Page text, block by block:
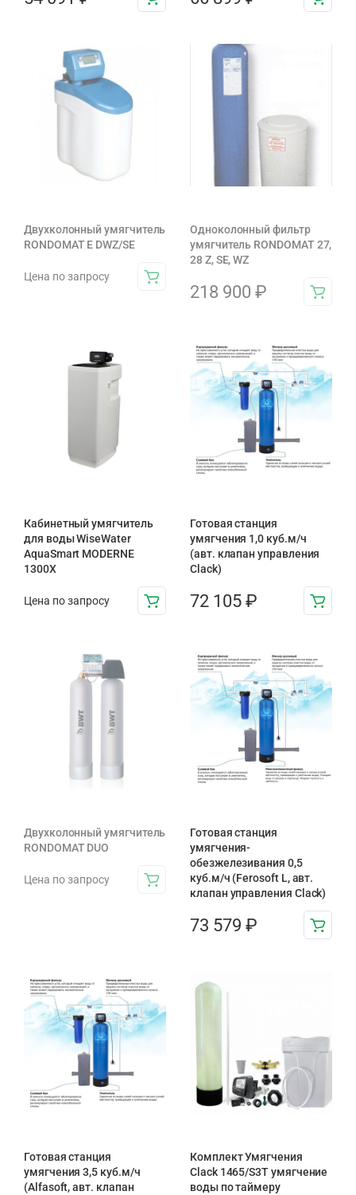
Двухколонный умягчитель
RONDOMAT E DWZ/SE
Цена по запросу
Одноколонный фильтр
умягчитель RONDOMAT 27,
28 Z, SE, WZ
218 900 ₽
Кабинетный умягчитель
для воды WiseWater
AquaSmart MODERNE
1300X
Цена по запросу
Готовая станция
умягчения 1,0 куб.м/ч
(авт. клапан управления
Clack)
72 105 ₽
Двухколонный умягчитель
RONDOMAT DUO
Цена по запросу
Готовая станция
умягчения-
обезжелезивания 0,5
куб.м/ч (Ferosoft L, авт.
клапан управления Clack)
73 579 ₽
Готовая станция
умягчения 3,5 куб.м/ч
(Alfasoft, авт. клапан
Комплект Умягчения
Clack 1465/S3T умягчение
воды по таймеру